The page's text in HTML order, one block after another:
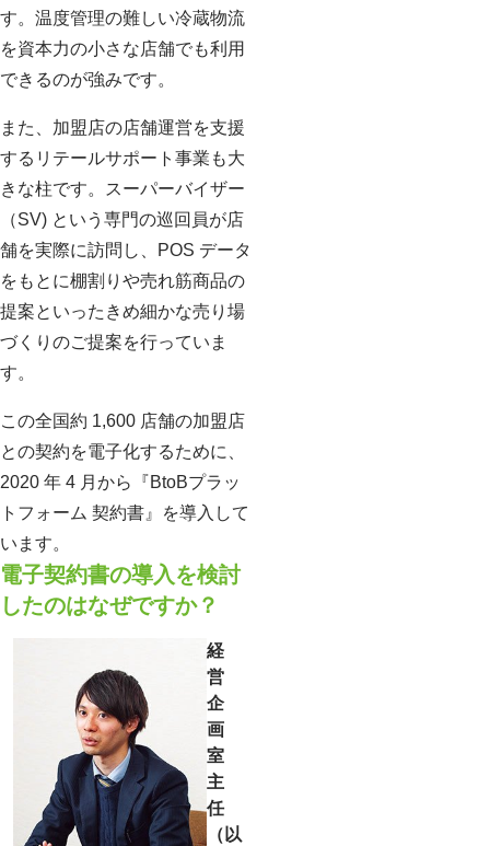
す。温度管理の難しい冷蔵物流
を資本力の小さな店舗でも利用
できるのが強みです。
また、加盟店の店舗運営を支援
するリテールサポート事業も大
きな柱です。スーパーバイザー
（SV) という専門の巡回員が店
舗を実際に訪問し、POS データ
をもとに棚割りや売れ筋商品の
提案といったきめ細かな売り場
づくりのご提案を行っていま
す。
この全国約 1,600 店舗の加盟店
との契約を電子化するために、
2020 年 4 月から『BtoBプラッ
トフォーム 契約書』を導入して
います。
電子契約書の導入を検討
したのはなぜですか？
経
営
企
画
室
主
任
（以